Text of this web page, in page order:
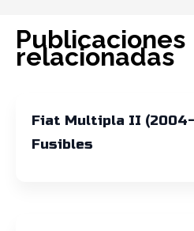
Publicaciones
relacionadas
Fiat Multipla II (2004-
Fusibles